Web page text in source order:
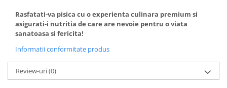
Rasfatati-va pisica cu o experienta culinara premium si
asigurati-i nutritia de care are nevoie pentru o viata
sanatoasa si fericita!
Informatii conformitate produs
Review-uri(0)